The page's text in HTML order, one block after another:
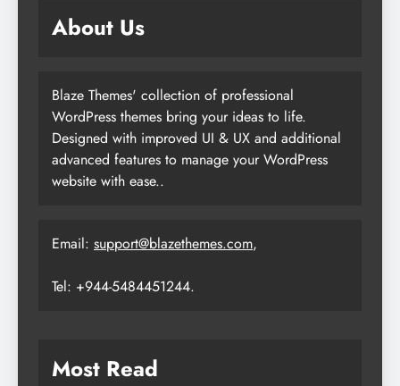
About Us
Blaze Themes' collection of professional
WordPress themes bring your ideas to life.
Designed with improved UI & UX and additional
advanced features to manage your WordPress
website with ease..
Email: support@blazethemes.com,
Tel: +944-5484451244.
Most Read